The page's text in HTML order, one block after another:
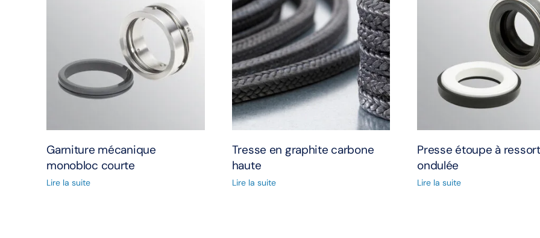
Garniture mécanique
monobloc courte
Lire la suite
Tresse en graphite carbone
haute
Lire la suite
Presse étoupe à ressort
ondulée
Lire la suite